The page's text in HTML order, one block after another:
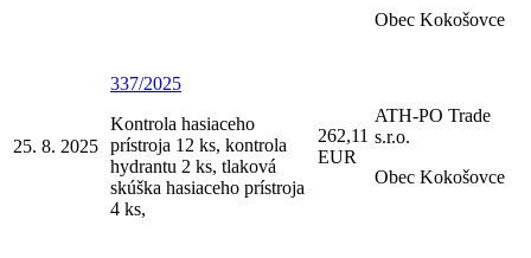
Obec Kokošovce
25. 8. 2025
337/2025
Kontrola hasiaceho
prístroja 12 ks, kontrola
hydrantu 2 ks, tlaková
skúška hasiaceho prístroja
4 ks,
262,11
EUR
ATH-PO Trade
s.r.o.
Obec Kokošovce